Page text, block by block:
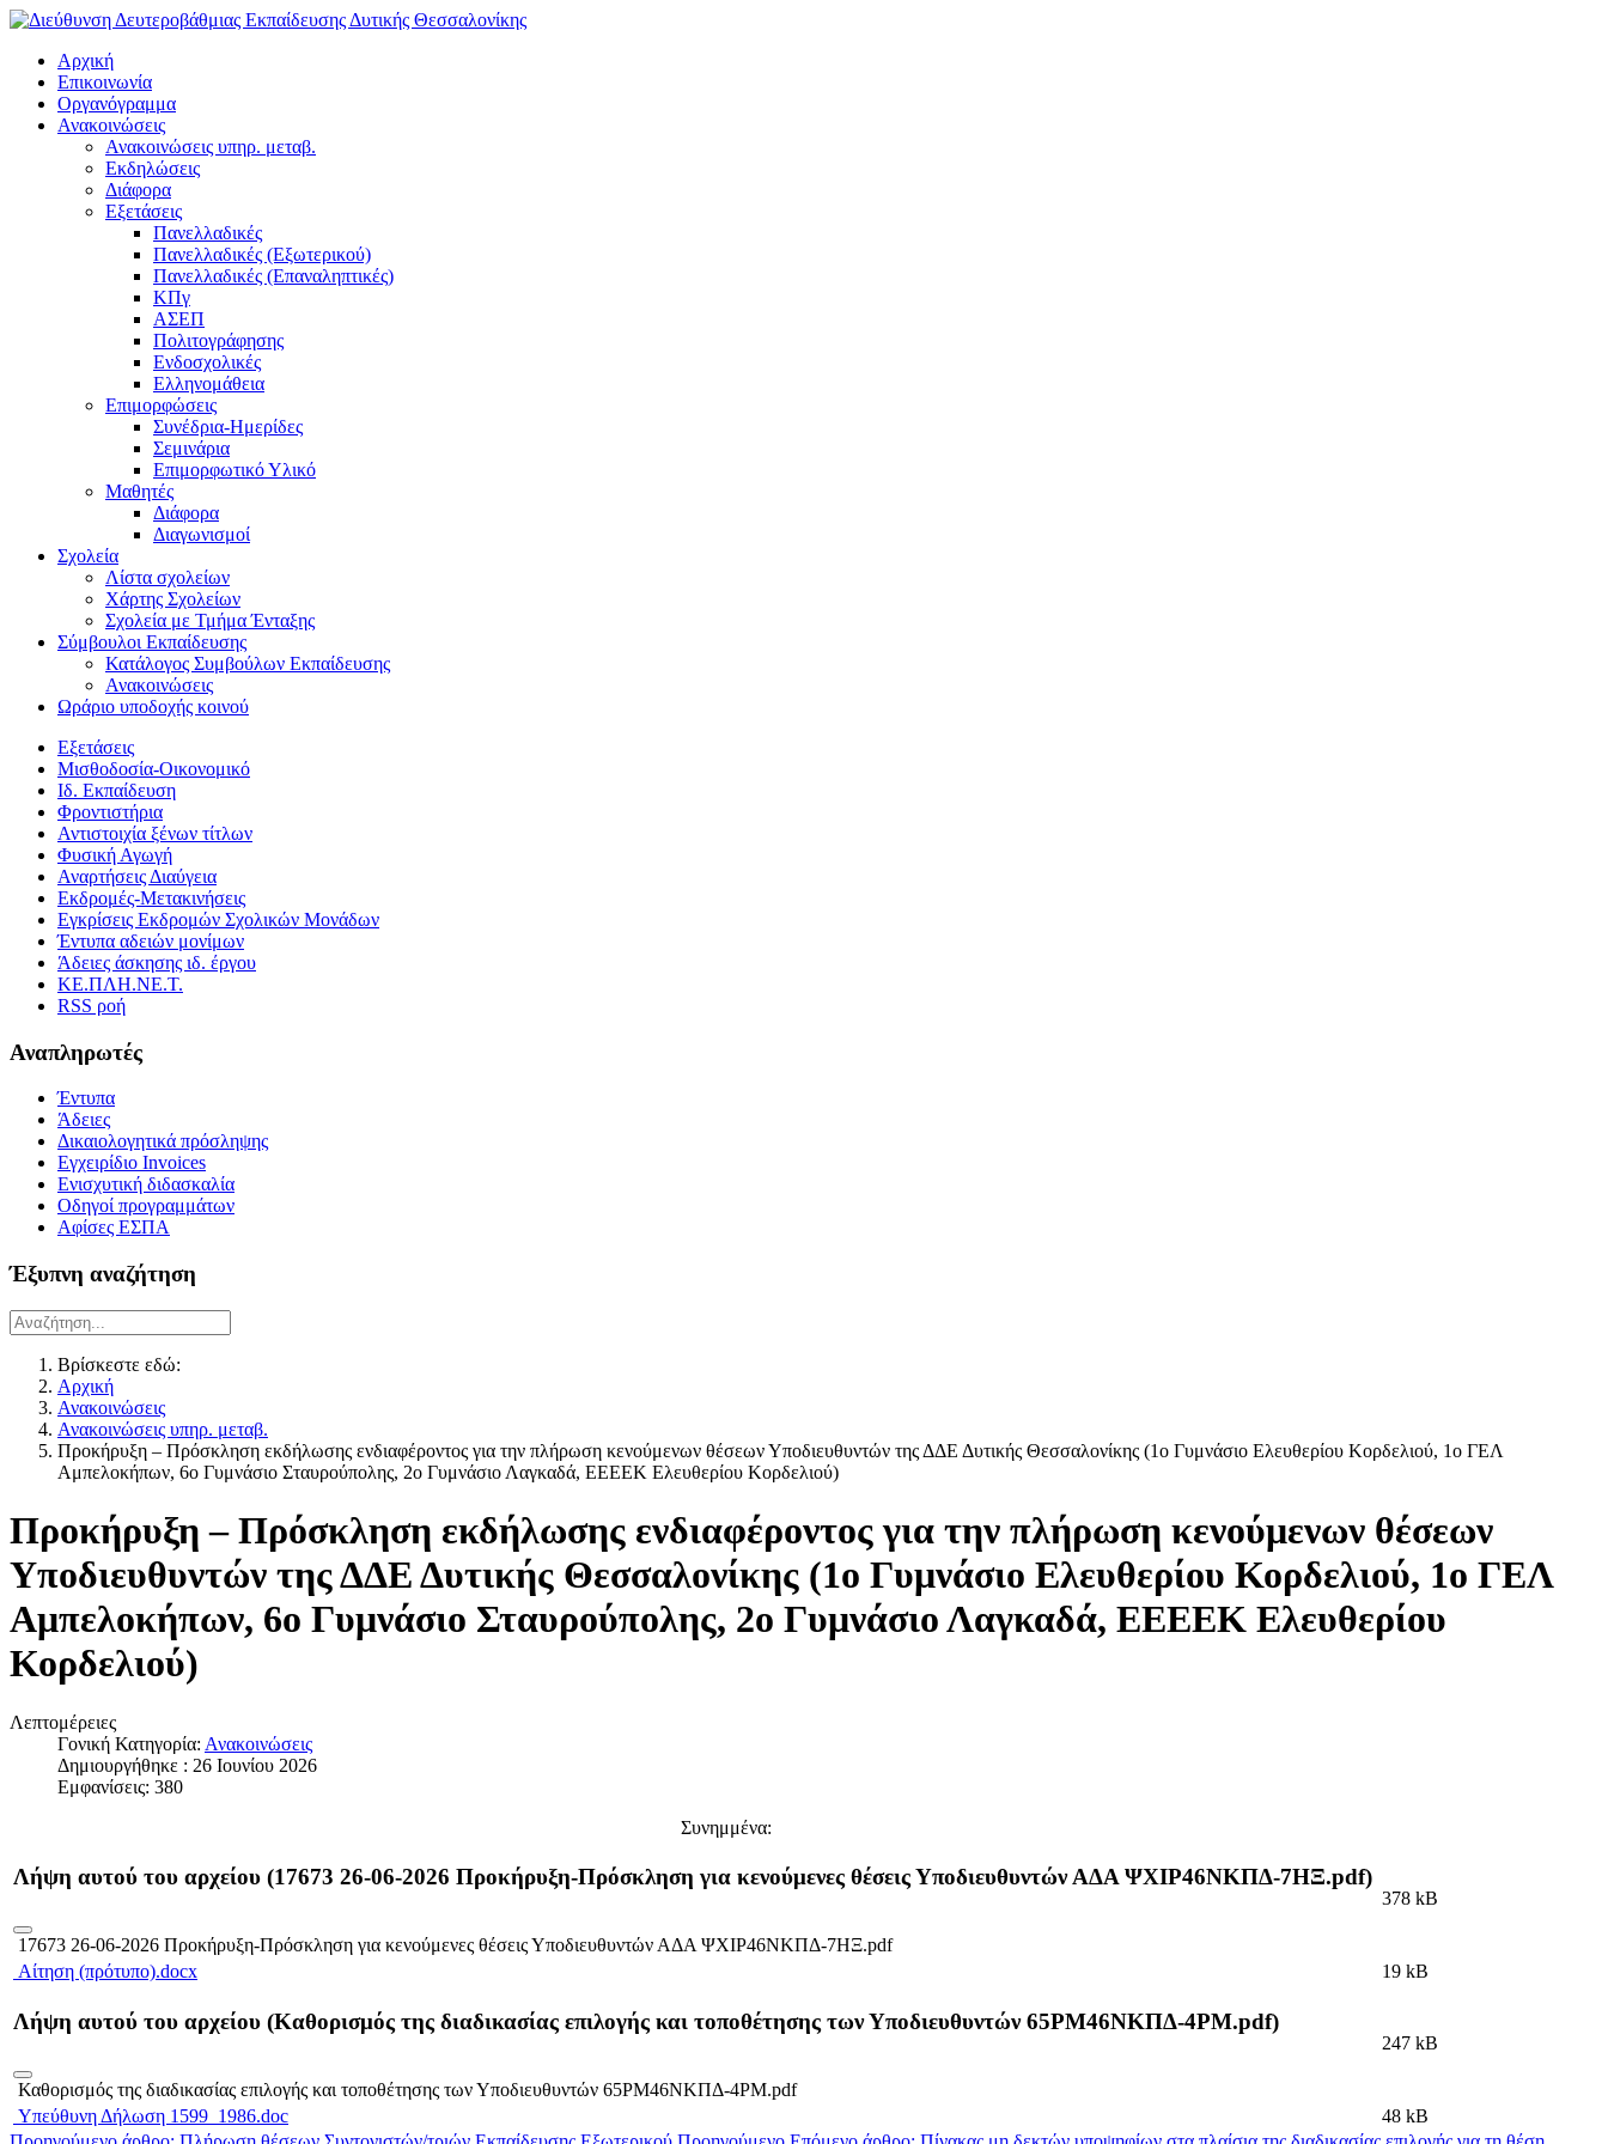
Αρχική
Επικοινωνία
Οργανόγραμμα
Ανακοινώσεις
Ανακοινώσεις υπηρ. μεταβ.
Εκδηλώσεις
Διάφορα
Εξετάσεις
Πανελλαδικές
Πανελλαδικές (Εξωτερικού)
Πανελλαδικές (Επαναληπτικές)
ΚΠγ
ΑΣΕΠ
Πολιτογράφησης
Ενδοσχολικές
Ελληνομάθεια
Επιμορφώσεις
Συνέδρια-Ημερίδες
Σεμινάρια
Επιμορφωτικό Υλικό
Μαθητές
Διάφορα
Διαγωνισμοί
Σχολεία
Λίστα σχολείων
Χάρτης Σχολείων
Σχολεία με Τμήμα Ένταξης
Σύμβουλοι Εκπαίδευσης
Κατάλογος Συμβούλων Εκπαίδευσης
Ανακοινώσεις
Ωράριο υποδοχής κοινού
Εξετάσεις
Μισθοδοσία-Οικονομικό
Ιδ. Εκπαίδευση
Φροντιστήρια
Αντιστοιχία ξένων τίτλων
Φυσική Αγωγή
Αναρτήσεις Διαύγεια
Εκδρομές-Μετακινήσεις
Εγκρίσεις Εκδρομών Σχολικών Μονάδων
Έντυπα αδειών μονίμων
Άδειες άσκησης ιδ. έργου
ΚΕ.ΠΛΗ.ΝΕ.Τ.
RSS ροή
Αναπληρωτές
Έντυπα
Άδειες
Δικαιολογητικά πρόσληψης
Εγχειρίδιο Invoices
Ενισχυτική διδασκαλία
Οδηγοί προγραμμάτων
Αφίσες ΕΣΠΑ
Έξυπνη αναζήτηση
Βρίσκεστε εδώ:
Αρχική
Ανακοινώσεις
Ανακοινώσεις υπηρ. μεταβ.
Προκήρυξη – Πρόσκληση εκδήλωσης ενδιαφέροντος για την πλήρωση κενούμενων θέσεων Υποδιευθυντών της ΔΔΕ Δυτικής Θεσσαλονίκης (1ο Γυμνάσιο Ελευθερίου Κορδελιού, 1ο ΓΕΛ
Αμπελοκήπων, 6ο Γυμνάσιο Σταυρούπολης, 2ο Γυμνάσιο Λαγκαδά, ΕΕΕΕΚ Ελευθερίου Κορδελιού)
Προκήρυξη – Πρόσκληση εκδήλωσης ενδιαφέροντος για την πλήρωση κενούμενων θέσεων
Υποδιευθυντών της ΔΔΕ Δυτικής Θεσσαλονίκης (1ο Γυμνάσιο Ελευθερίου Κορδελιού, 1ο ΓΕΛ
Αμπελοκήπων, 6ο Γυμνάσιο Σταυρούπολης, 2ο Γυμνάσιο Λαγκαδά, ΕΕΕΕΚ Ελευθερίου
Κορδελιού)
Λεπτομέρειες
Γονική Κατηγορία: Ανακοινώσεις
Δημιουργήθηκε : 26 Ιουνίου 2026
Εμφανίσεις: 380
Συνημμένα:
Λήψη αυτού του αρχείου (17673 26-06-2026 Προκήρυξη-Πρόσκληση για κενούμενες θέσεις Υποδιευθυντών ΑΔΑ ΨΧΙΡ46ΝΚΠΔ-7ΗΞ.pdf)
17673 26-06-2026 Προκήρυξη-Πρόσκληση για κενούμενες θέσεις Υποδιευθυντών ΑΔΑ ΨΧΙΡ46ΝΚΠΔ-7ΗΞ.pdf
378 kB
Αίτηση (πρότυπο).docx 19 kB
Λήψη αυτού του αρχείου (Καθορισμός της διαδικασίας επιλογής και τοποθέτησης των Υποδιευθυντών 65ΡΜ46ΝΚΠΔ-4ΡΜ.pdf)
Καθορισμός της διαδικασίας επιλογής και τοποθέτησης των Υποδιευθυντών 65ΡΜ46ΝΚΠΔ-4ΡΜ.pdf
247 kB
Υπεύθυνη Δήλωση 1599_1986.doc
48 kB